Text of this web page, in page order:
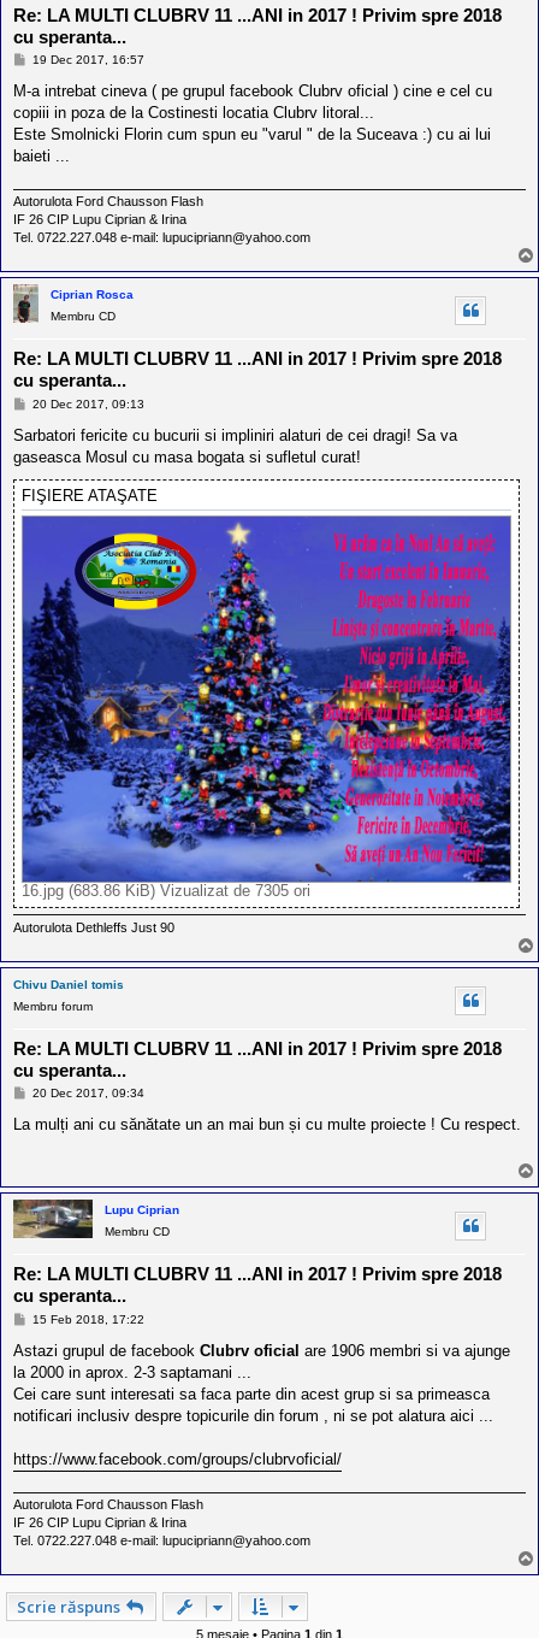
Re: LA MULTI CLUBRV 11 ...ANI in 2017 ! Privim spre 2018
cu speranta...
M
s
j
19 Dec 2017, 16:57
M-a intrebat cineva ( pe grupul facebook Clubrv oficial ) cine e cel cu
copiii in poza de la Costinesti locatia Clubrv litoral...
Este Smolnicki Florin cum spun eu "varul " de la Suceava :) cu ai lui
baieti ...
Autorulota Ford Chausson Flash
IF 26 CIP Lupu Ciprian & Irina
Tel. 0722.227.048 e-mail: lupucipriann@yahoo.com
Ciprian Rosca
Membru CD
Re: LA MULTI CLUBRV 11 ...ANI in 2017 ! Privim spre 2018
cu speranta...
M
s
j
20 Dec 2017, 09:13
Sarbatori fericite cu bucurii si impliniri alaturi de cei dragi! Sa va
gaseasca Mosul cu masa bogata si sufletul curat!
FIŞIERE ATAŞATE
16.jpg (683.86 KiB) Vizualizat de 7305 ori
Autorulota Dethleffs Just 90
Chivu Daniel tomis
Membru forum
Re: LA MULTI CLUBRV 11 ...ANI in 2017 ! Privim spre 2018
cu speranta...
M
s
20 Dec 2017, 09:34
La mulți ani cu sănătate un an mai bun și cu multe proiecte ! Cu respect.
Lupu Ciprian
Membru CD
Re: LA MULTI CLUBRV 11 ...ANI in 2017 ! Privim spre 2018
cu speranta...
M
s
15 Feb 2018, 17:22
Astazi grupul de facebook Clubrv oficial are 1906 membri si va ajunge
la 2000 in aprox. 2-3 saptamani ...
Cei care sunt interesati sa faca parte din acest grup si sa primeasca
notificari inclusiv despre topicurile din forum , ni se pot alatura aici ...
https://www.facebook.com/groups/clubrvoficial/
Autorulota Ford Chausson Flash
IF 26 CIP Lupu Ciprian & Irina
Tel. 0722.227.048 e-mail: lupucipriann@yahoo.com
Scrie răspuns
5 mesaje • Pagina 1 din 1